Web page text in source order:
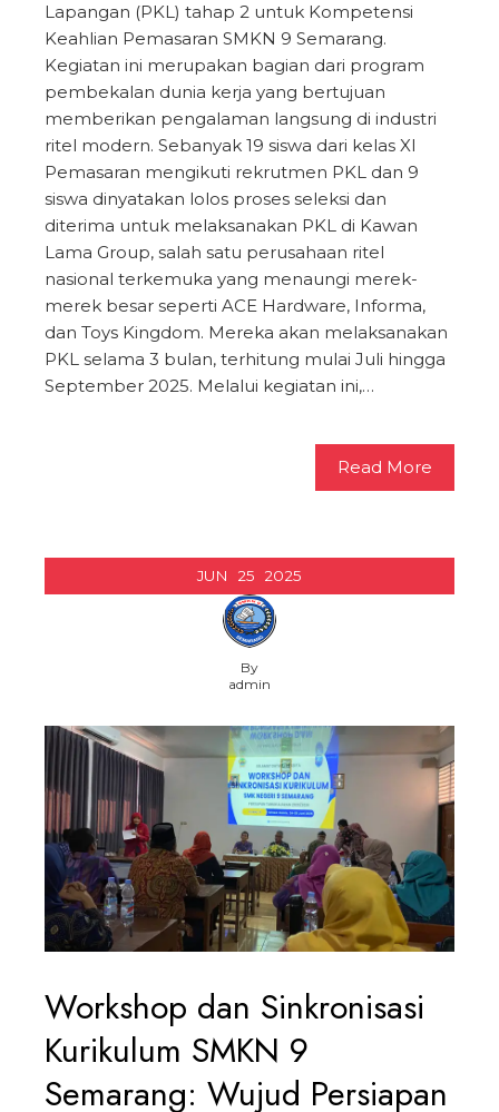
Lapangan (PKL) tahap 2 untuk Kompetensi
Keahlian Pemasaran SMKN 9 Semarang.
Kegiatan ini merupakan bagian dari program
pembekalan dunia kerja yang bertujuan
memberikan pengalaman langsung di industri
ritel modern. Sebanyak 19 siswa dari kelas XI
Pemasaran mengikuti rekrutmen PKL dan 9
siswa dinyatakan lolos proses seleksi dan
diterima untuk melaksanakan PKL di Kawan
Lama Group, salah satu perusahaan ritel
nasional terkemuka yang menaungi merek-
merek besar seperti ACE Hardware, Informa,
dan Toys Kingdom. Mereka akan melaksanakan
PKL selama 3 bulan, terhitung mulai Juli hingga
September 2025. Melalui kegiatan ini,…
Read More
JUN 25 2025
By
admin
Workshop dan Sinkronisasi
Kurikulum SMKN 9
Semarang: Wujud Persiapan